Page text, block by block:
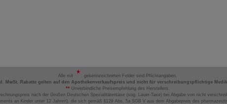
Alle mit
gekennzeichneten Felder sind Pflichtangaben.
MwSt. Rabatte gelten auf den Apothekenverkaufspreis und nicht für verschreibungspflichtige
**Unverbindliche Preisempfehlung des Herstellers.
nach der Großen Deutschen Spezialitätentaxe (sog. Lauer-Taxe) bei Abgabe von nicht
an Kinder unter 12 Jahren), die sich gemäß §129 Abs. 5a SGB V aus dem Abgabepreis des